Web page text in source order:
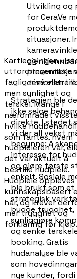
Kartleggingen
utfordringen ikke
faglig nivå eller
men synlighet og
terskel. Mange i
nærområdet
hvilke
som fantes, hvem
hudpleieren var,
det var aktuelt å
bestille hudpleie.
Hudpleie oppleves
kunnskapsbasert
hår, og krever
mer trygghet og
forklaring før kjøp.
Strategien ble
ikke selge
direkte. I stedet
vi der all vekst
begynne: å
interesse for
og gjøre første
enkelt. Sosiale
ble brukt som et
strategisk
bygge trygghet,
synliggjøre
og senke
booking. Gratis
hudanalyse ble
som
nye kunder, fordi
Utvikling og
for CeraVe
situasjoner.